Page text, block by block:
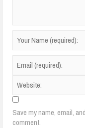
Save my name, email,
comment.